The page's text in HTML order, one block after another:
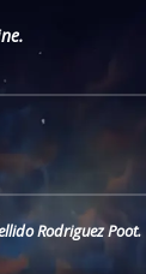
Rodriguez Poot.